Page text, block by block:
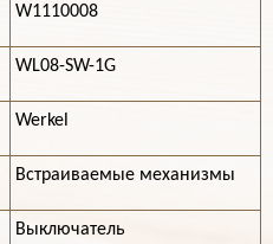
W1110008
WL08-SW-1G
Werkel
Встраиваемые механизмы
Выключатель